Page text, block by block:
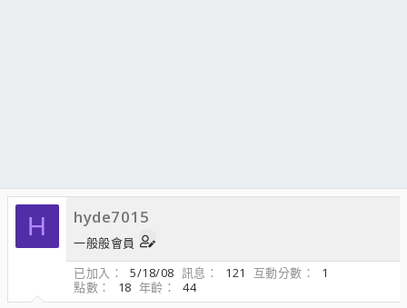
H hyde7015
一般般會員
已加入
5/18/08 訊息 121 互動分數
1
點數
18 年齡
44